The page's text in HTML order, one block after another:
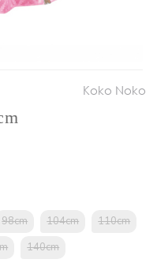
Koko Noko
98cm 104cm
110cm
140cm